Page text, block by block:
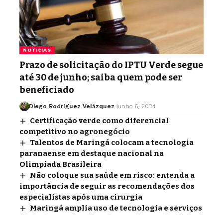
NOTÍCIAS
Prazo de solicitação do IPTU Verde segue
até 30 de junho; saiba quem pode ser
beneficiado
Diego Rodríguez Velázquez junho 6, 2024
Certificação verde como diferencial
competitivo no agronegócio
Talentos de Maringá colocam a tecnologia
paranaense em destaque nacional na
Olimpíada Brasileira
Não coloque sua saúde em risco: entenda a
importância de seguir as recomendações dos
especialistas após uma cirurgia
Maringá amplia uso de tecnologia e serviços